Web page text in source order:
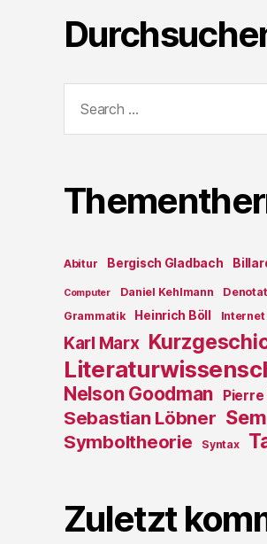
for:
Abitur Bergisch Gladbach
Computer Daniel Kehlmann
Grammatik Heinrich Böll Internet
Karl Marx
Nelson Goodman
Sebastian Löbner
Symboltheorie Syntax
Zuletzt